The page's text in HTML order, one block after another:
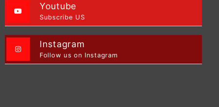
Youtube
Subscribe US
Instagram
Follow us on Instagram